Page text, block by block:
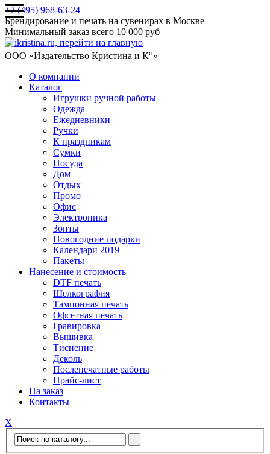
+7 (495) 968-63-24
Брендирование и печать на сувенирах в Москве
Минимальный заказ всего 10 000 руб
ООО «Издательство Кристина и Ко»
О компании
Каталог
Игрушки ручной работы
Одежда
Ежедневники
Ручки
К праздникам
Сумки
Посуда
Дом
Отдых
Промо
Офис
Электроника
Зонты
Новогодние подарки
Календари 2019
Пакеты
Нанесение и стоимость
DTF печать
Шелкография
Тампонная печать
Офсетная печать
Гравировка
Вышивка
Тиснение
Деколь
Послепечатные работы
Прайс-лист
На заказ
Контакты
Х